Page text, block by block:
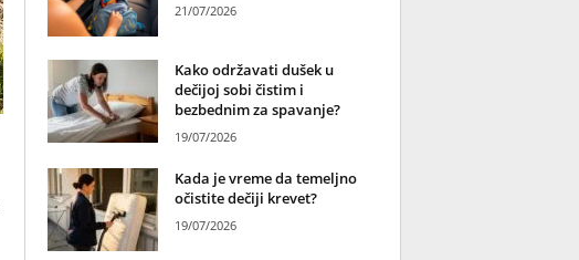
21/07/2026
Kako održavati dušek u
dečijoj sobi čistim i
bezbednim za spavanje?
19/07/2026
Kada je vreme da temeljno
očistite dečiji krevet?
19/07/2026